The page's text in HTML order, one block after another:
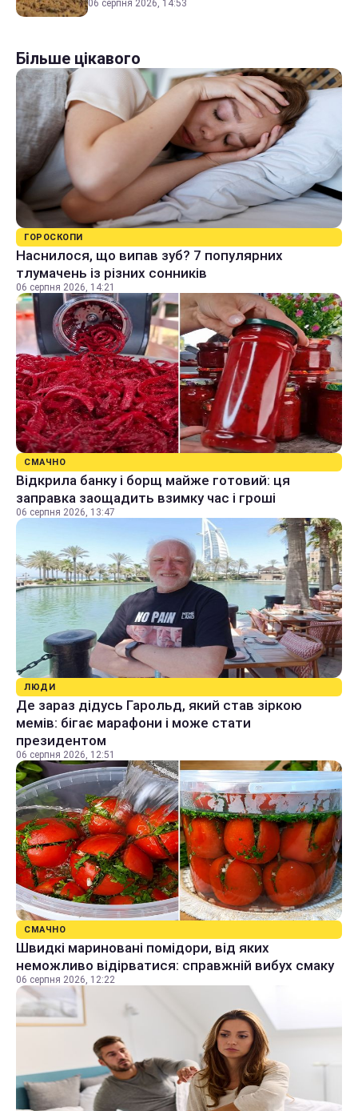
06 серпня 2026, 14:53
Більше цікавого
ГОРОСКОПИ
Наснилося, що випав зуб? 7 популярних
тлумачень із різних сонників
06 серпня 2026, 14:21
СМАЧНО
Відкрила банку і борщ майже готовий: ця
заправка заощадить взимку час і гроші
06 серпня 2026, 13:47
ЛЮДИ
Де зараз дідусь Гарольд, який став зіркою
мемів: бігає марафони і може стати
президентом
06 серпня 2026, 12:51
СМАЧНО
Швидкі мариновані помідори, від яких
неможливо відірватися: справжній вибух смаку
06 серпня 2026, 12:22